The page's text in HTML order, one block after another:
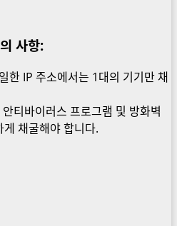
사항:
한 IP 주소에서는 1대의 기기만 채
안티바이러스 프로그램 및 방화벽
채굴해야 합니다.